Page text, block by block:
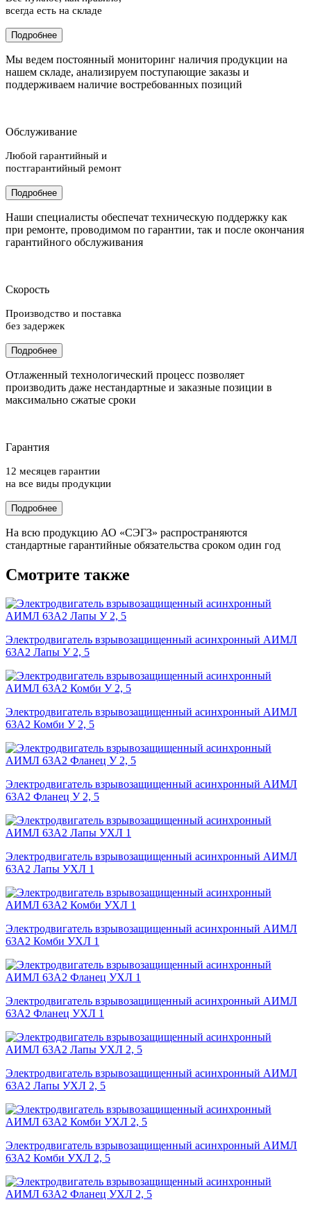
всегда есть на складе
Подробнее
Мы ведем постоянный мониторинг наличия продукции на
нашем складе, анализируем поступающие заказы и
поддерживаем наличие востребованных позиций
Обслуживание
Любой гарантийный и
постгарантийный ремонт
Подробнее
Наши специалисты обеспечат техническую поддержку как
при ремонте, проводимом по гарантии, так и после окончания
гарантийного обслуживания
Скорость
Производство и поставка
без задержек
Подробнее
Отлаженный технологический процесс позволяет
производить даже нестандартные и заказные позиции в
максимально сжатые сроки
Гарантия
12 месяцев гарантии
на все виды продукции
Подробнее
На всю продукцию АО «СЭГЗ» распространяются
стандартные гарантийные обязательства сроком один год
Смотрите также
Электродвигатель взрывозащищенный асинхронный АИМЛ
63А2 Лапы У 2, 5
Электродвигатель взрывозащищенный асинхронный АИМЛ
63А2 Комби У 2, 5
Электродвигатель взрывозащищенный асинхронный АИМЛ
63А2 Фланец У 2, 5
Электродвигатель взрывозащищенный асинхронный АИМЛ
63А2 Лапы УХЛ 1
Электродвигатель взрывозащищенный асинхронный АИМЛ
63А2 Комби УХЛ 1
Электродвигатель взрывозащищенный асинхронный АИМЛ
63А2 Фланец УХЛ 1
Электродвигатель взрывозащищенный асинхронный АИМЛ
63А2 Лапы УХЛ 2, 5
Электродвигатель взрывозащищенный асинхронный АИМЛ
63А2 Комби УХЛ 2, 5